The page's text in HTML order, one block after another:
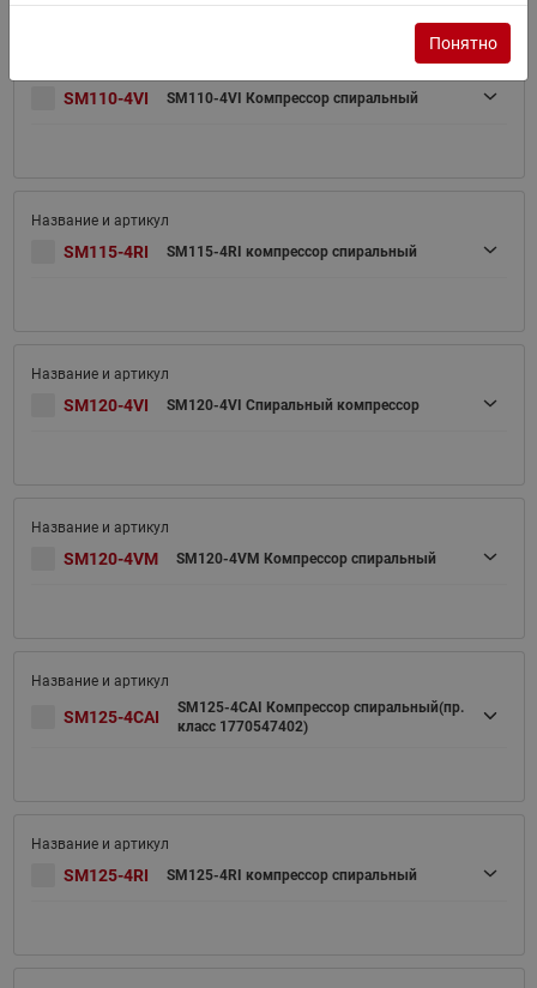
SM110-4VI SM110-4VI Компрессор спиральный
SM115-4RI SM115-4RI компрессор спиральный
SM120-4VI SM120-4VI Спиральный компрессор
SM120-4VM SM120-4VM Компрессор спиральный
SM125-4CAI
SM125-4CAI Компрессор спиральный(пр.
класс 1770547402)
SM125-4RI SM125-4RI компрессор спиральный
Понятно